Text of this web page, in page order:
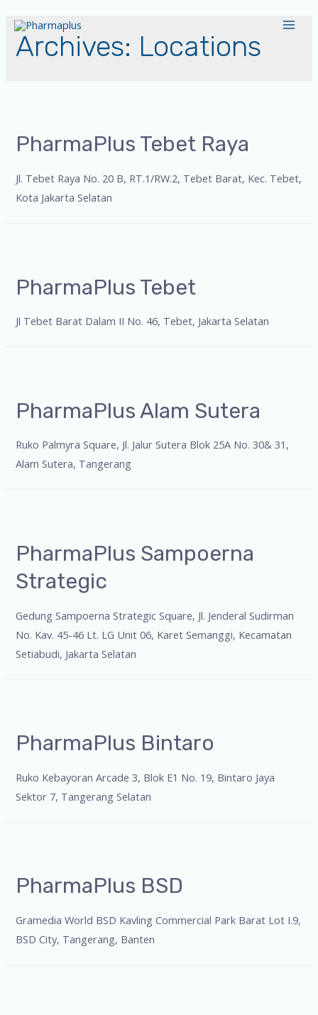
Archives: Locations
PharmaPlus Tebet Raya
Jl. Tebet Raya No. 20 B, RT.1/RW.2, Tebet Barat, Kec. Tebet,
Kota Jakarta Selatan
PharmaPlus Tebet
Jl Tebet Barat Dalam II No. 46, Tebet, Jakarta Selatan
PharmaPlus Alam Sutera
Ruko Palmyra Square, Jl. Jalur Sutera Blok 25A No. 30& 31,
Alam Sutera, Tangerang
PharmaPlus Sampoerna
Strategic
Gedung Sampoerna Strategic Square, Jl. Jenderal Sudirman
No. Kav. 45-46 Lt. LG Unit 06, Karet Semanggi, Kecamatan
Setiabudi, Jakarta Selatan
PharmaPlus Bintaro
Ruko Kebayoran Arcade 3, Blok E1 No. 19, Bintaro Jaya
Sektor 7, Tangerang Selatan
PharmaPlus BSD
Gramedia World BSD Kavling Commercial Park Barat Lot I.9,
BSD City, Tangerang, Banten